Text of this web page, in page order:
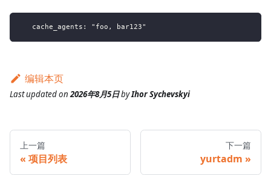
   cache_agents: "foo, bar123"
编辑本页
Last updatedon2026年8月5日byIhor Sychevskyi
上一篇
项目列表
下一篇
yurtadm